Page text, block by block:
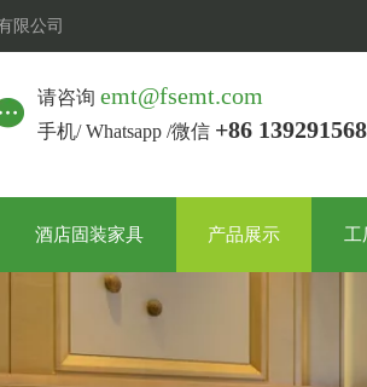
限公司
请咨询 emt@fsemt.com
手机/ Whatsapp /微信 +86
酒店固装家具 产品展示 工